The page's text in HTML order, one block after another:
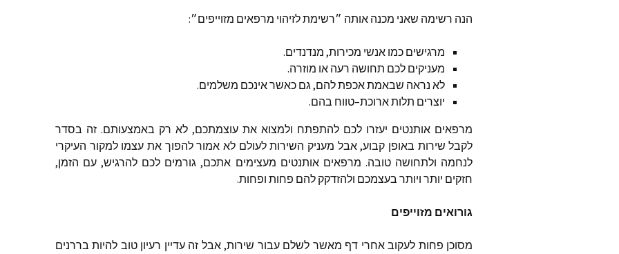
הנה רשימה שאני מכנה אותה ״רשימתלזיהוי מרפאים מזוייפים״:
מרגישים כמו אנשי מכירות, מנדנדים.
מעניקים לכם תחושה רעה או מוזרה.
לא נראה שבאמתאכפתלהם,גם כאשראינכם משלמים.
יוצרים תלותארוכת–טווח בהם.
מרפאים אותנטים יעזרו לכם להתפתח ולמצוא את עוצמתכם, לא רק באמצעותם. זה בסדר
לקבל שירות באופן קבוע,אבל מעניק השירות לעולם לא אמור להפוך את עצמו למקור העיקרי
לנחמה ולתחושה טובה. מרפאים אותנטים מעצימים אתכם, גורמים לכם להרגיש, עם הזמן,
חזקים יותר ויותר בעצמכם ולהזדקק להם פחות ופחות.
גורואים מזוייפים
מסוכן פחות לעקוב אחרי דף מאשר לשלם עבור שירות,אבל זה עדיין רעיון טוב להיות בררנים